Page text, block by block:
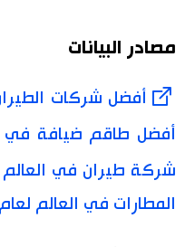
مصادر البيانات
أفضل شركات الطيران
أفضل طاقم ضيافة في
شركة طيران في العالم
المطارات في العالم لعام 2025